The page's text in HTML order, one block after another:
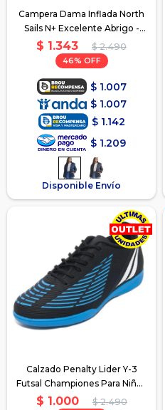
Campera Dama Inflada North
Sails N+ Excelente Abrigo -
Azul
$ 1.343 $ 2.490
46
$ 1.007
$ 1.007
$ 1.142
$ 1.209
Disponible Envío
Calzado Penalty Lider Y-3
Futsal Championes Para Niños
- Azul
$ 1.000 $ 2.490